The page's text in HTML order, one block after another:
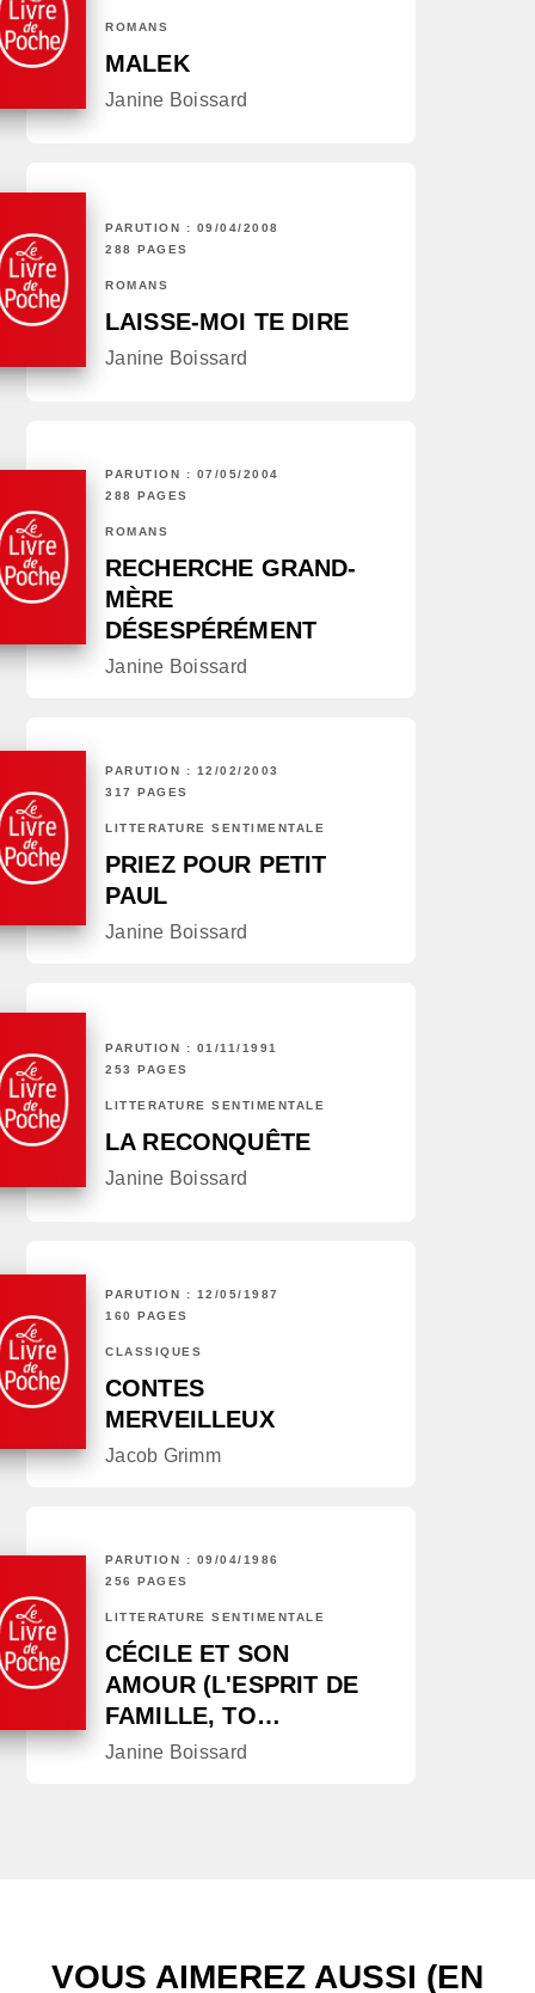
ROMANS
MALEK
Janine Boissard
PARUTION : 09/04/2008
288 PAGES
ROMANS
LAISSE-MOI TE DIRE
Janine Boissard
PARUTION : 07/05/2004
288 PAGES
ROMANS
RECHERCHE GRAND-
MÈRE
DÉSESPÉRÉMENT
Janine Boissard
PARUTION : 12/02/2003
317 PAGES
LITTÉRATURE SENTIMENTALE
PRIEZ POUR PETIT
PAUL
Janine Boissard
PARUTION : 01/11/1991
253 PAGES
LITTÉRATURE SENTIMENTALE
LA RECONQUÊTE
Janine Boissard
PARUTION : 12/05/1987
160 PAGES
CLASSIQUES
CONTES
MERVEILLEUX
Jacob Grimm
PARUTION : 09/04/1986
256 PAGES
LITTÉRATURE SENTIMENTALE
CÉCILE ET SON
AMOUR (L'ESPRIT DE
FAMILLE, TO…
Janine Boissard
VOUS AIMEREZ AUSSI (EN